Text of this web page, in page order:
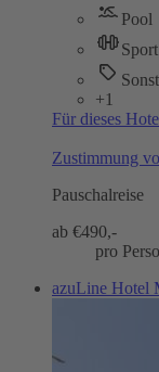
Pool
Sport
+1
Für dieses
Zustimmung
Pauschalreise
ab €490,-
pro
azuLine Hotel